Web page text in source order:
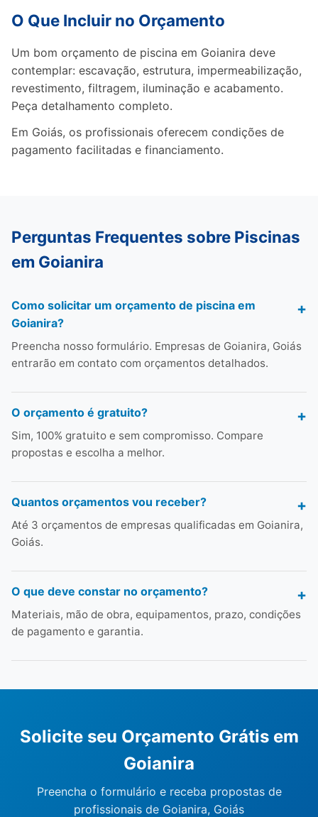
O Que Incluir no Orçamento
Um bom orçamento de piscina em Goianira deve
contemplar: escavação, estrutura, impermeabilização,
revestimento, filtragem, iluminação e acabamento.
Peça detalhamento completo.
Em Goiás, os profissionais oferecem condições de
pagamento facilitadas e financiamento.
Perguntas Frequentes sobre Piscinas
em Goianira
Como solicitar um orçamento de piscina em
Goianira?
Preencha nosso formulário. Empresas de Goianira, Goiás
entrarão em contato com orçamentos detalhados.
O orçamento é gratuito?
Sim, 100% gratuito e sem compromisso. Compare
propostas e escolha a melhor.
Quantos orçamentos vou receber?
Até 3 orçamentos de empresas qualificadas em Goianira,
Goiás.
O que deve constar no orçamento?
Materiais, mão de obra, equipamentos, prazo, condições
de pagamento e garantia.
Solicite seu Orçamento Grátis em
Goianira
Preencha o formulário e receba propostas de
profissionais de Goianira, Goiás